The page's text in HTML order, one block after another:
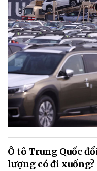
Ô tô Trung Quốc
lượng có đi xuống?